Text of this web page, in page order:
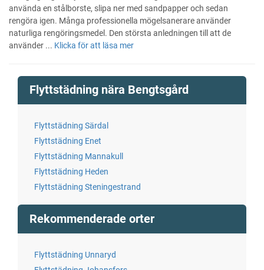
använda en stålborste, slipa ner med sandpapper och sedan
rengöra igen. Många professionella mögelsanerare använder
naturliga rengöringsmedel. Den största anledningen till att de
använder ... Klicka för att läsa mer
Flyttstädning nära Bengtsgård
Flyttstädning Särdal
Flyttstädning Enet
Flyttstädning Mannakull
Flyttstädning Heden
Flyttstädning Steningestrand
Rekommenderade orter
Flyttstädning Unnaryd